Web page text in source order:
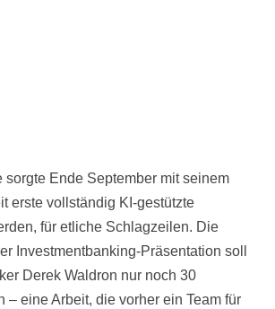
sorgte Ende September mit seinem
erste vollständig KI-gestützte
für etliche Schlagzeilen. Die
Investmentbanking-Präsentation soll
Derek Waldron nur noch 30
‒ eine Arbeit, die vorher ein Team für